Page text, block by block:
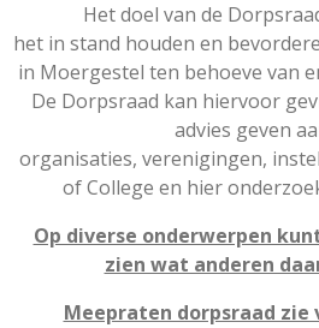
Het doel van de
het in stand houden en
in Moergestel ten behoeve van
De Dorpsraad kan hiervoor
advies geven
organisaties, verenigingen,
of College en hier
Op diverse onderwerpen
zien wat anderen
Meepraten dorpsraad zie